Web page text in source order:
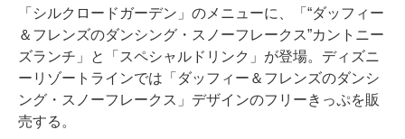
「シルクロードガーデン」のメニューに、「“ダッフィー
＆フレンズのダンシング・スノーフレークス”カントニー
ズランチ」と「スペシャルドリンク」が登場。ディズニ
ーリゾートラインでは「ダッフィー＆フレンズのダンシ
ング・スノーフレークス」デザインのフリーきっぷを販
売する。